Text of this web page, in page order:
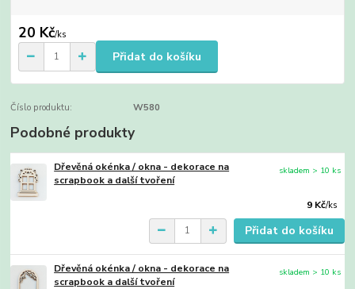
20 Kč/ks
Přidat do košíku
Číslo produktu: W580
Podobné produkty
Dřevěná okénka / okna - dekorace na
scrapbook a další tvoření
9 Kč/ks
skladem > 10 ks
Přidat do košíku
Dřevěná okénka / okna - dekorace na
scrapbook a další tvoření
skladem > 10 ks